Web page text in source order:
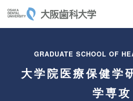
GRADUATE SCHOOL OF
大学院医療保健学
学専攻